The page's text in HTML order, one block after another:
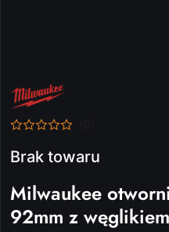
NAZWA
PRODUCENTA:
MILWAUKEE
Brak towaru
Milwaukee
92mm z